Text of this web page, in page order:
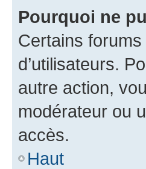
Pourquoi ne
Certains
d’utilisateurs.
autre action,
modérateur ou
accès.
Haut